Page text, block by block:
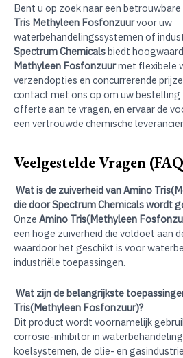
Bent u op zoek naar een betrouwbare
Tris Methyleen Fosfonzuurvoor uw
waterbehandelingssystemen of
Spectrum Chemicalsbiedt
Methyleen Fosfonzuurmet flexibele
verzendopties en concurrerende
contact met ons op om uw
offerte aan te vragen, en ervaar de
een vertrouwde chemische
Veelgestelde Vragen
Wat is de zuiverheid van Amino
die door Spectrum Chemicals wordt
Onze Amino Tris(Methyleen
een hoge zuiverheid die voldoet aan
waardoor het geschikt is voor
industriële toepassingen.
Wat zijn de belangrijkste
Tris(Methyleen Fosfonzuur)?
Dit product wordt voornamelijk
corrosie-inhibitor in
koelsystemen, de olie- en